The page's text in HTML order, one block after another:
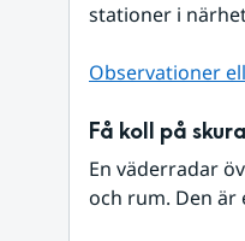
stationer i
Observationer
Få koll på
En väderradar
och rum. Den är